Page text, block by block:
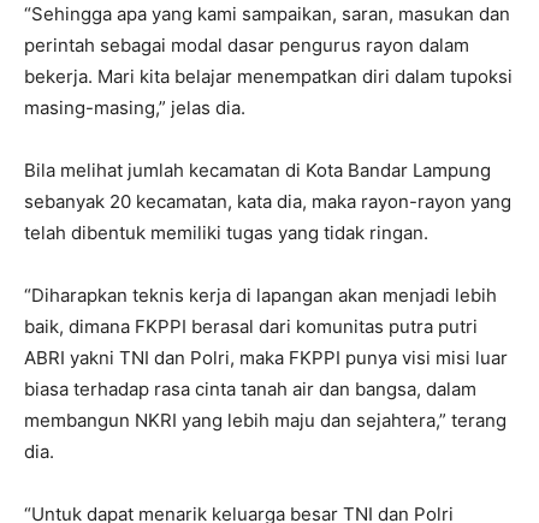
“Sehingga apa yang kami sampaikan, saran, masukan dan
perintah sebagai modal dasar pengurus rayon dalam
bekerja. Mari kita belajar menempatkan diri dalam tupoksi
masing-masing,” jelas dia.
Bila melihat jumlah kecamatan di Kota Bandar Lampung
sebanyak 20 kecamatan, kata dia, maka rayon-rayon yang
telah dibentuk memiliki tugas yang tidak ringan.
“Diharapkan teknis kerja di lapangan akan menjadi lebih
baik, dimana FKPPI berasal dari komunitas putra putri
ABRI yakni TNI dan Polri, maka FKPPI punya visi misi luar
biasa terhadap rasa cinta tanah air dan bangsa, dalam
membangun NKRI yang lebih maju dan sejahtera,” terang
dia.
“Untuk dapat menarik keluarga besar TNI dan Polri